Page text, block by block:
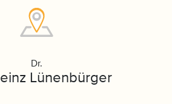
Dr.
Lünenbürger